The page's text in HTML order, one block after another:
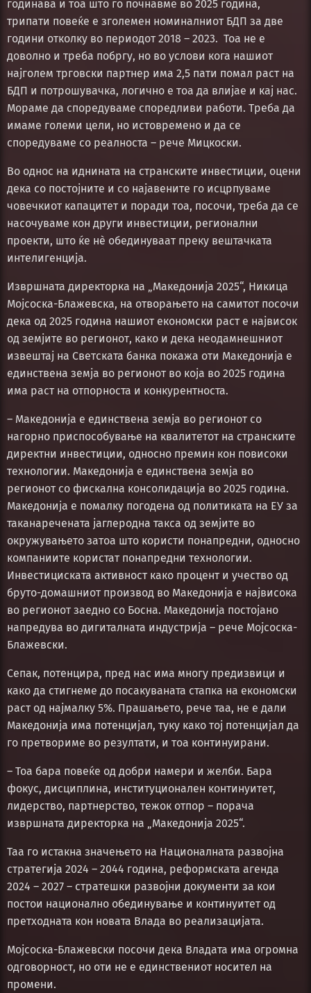
годинава и тоа што го почнавме во 2025 година,
трипати повеќе е зголемен номиналниот БДП за две
години отколку во периодот 2018 – 2023. Тоа не е
доволно и треба побргу, но во услови кога нашиот
најголем трговски партнер има 2,5 пати помал раст на
БДП и потрошувачка, логично е тоа да влијае и кај нас.
Мораме да споредуваме споредливи работи. Треба да
имаме големи цели, но истовремено и да се
споредуваме со реалноста – рече Мицкоски.
Во однос на иднината на странските инвестиции, оцени
дека со постојните и со најавените го исцрпуваме
човечкиот капацитет и поради тоа, посочи, треба да се
насочуваме кон други инвестиции, регионални
проекти, што ќе нè обединуваат преку вештачката
интелигенција.
Извршната директорка на „Македонија 2025“, Никица
Мојсоска-Блажевска, на отворањето на самитот посочи
дека од 2025 година нашиот економски раст е највисок
од земјите во регионот, како и дека неодамнешниот
извештај на Светската банка покажа оти Македонија е
единствена земја во регионот во која во 2025 година
има раст на отпорноста и конкурентноста.
– Македонија е единствена земја во регионот со
нагорно приспособување на квалитетот на странските
директни инвестиции, односно премин кон повисоки
технологии. Македонија е единствена земја во
регионот со фискална консолидација во 2025 година.
Македонија е помалку погодена од политиката на ЕУ за
таканаречената јаглеродна такса од земјите во
окружувањето затоа што користи понапредни, односно
компаниите користат понапредни технологии.
Инвестициската активност како процент и учество од
бруто-домашниот производ во Македонија е највисока
во регионот заедно со Босна. Македонија постојано
напредува во дигиталната индустрија – рече Мојсоска-
Блажевски.
Сепак, потенцира, пред нас има многу предизвици и
како да стигнеме до посакуваната стапка на економски
раст од најмалку 5%. Прашањето, рече таа, не е дали
Македонија има потенцијал, туку како тој потенцијал да
го претвориме во резултати, и тоа континуирани.
– Тоа бара повеќе од добри намери и желби. Бара
фокус, дисциплина, институционален континуитет,
лидерство, партнерство, тежок отпор – порача
извршната директорка на „Македонија 2025“.
Таа го истакна значењето на Националната развојна
стратегија 2024 – 2044 година, реформската агенда
2024 – 2027 – стратешки развојни документи за кои
постои национално обединување и континуитет од
претходната кон новата Влада во реализацијата.
Мојсоска-Блажевски посочи дека Владата има огромна
одговорност, но оти не е единствениот носител на
промени.